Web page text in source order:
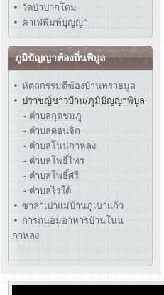
วัดป่าปากโดม
คาเฟ่พิมพ์บุญญา
ภูมิปัญญาท้องถิ่นพิบูล
หัตถกรรมตีฆ้องบ้านทรายมูล
ปราชญ์ชาวบ้าน/ภูมิปัญญาพิบูล
- ตำบลกุดชมภู
- ตำบลดอนจิก
- ตำบลโนนกาหลง
- ตำบลโพธิ์ไทร
- ตำบลโพธิ์ศรี
- ตำบลไร่ใต้
ซาลาเปาแม่บ้านภูเขาแก้ว
การถนอมอาหารบ้านโนน
กาหลง